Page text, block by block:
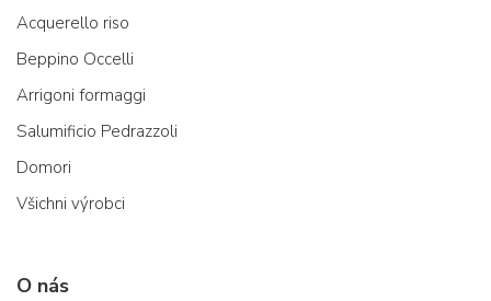
Acquerello riso
Beppino Occelli
Arrigoni formaggi
Salumificio Pedrazzoli
Domori
Všichni výrobci
O nás